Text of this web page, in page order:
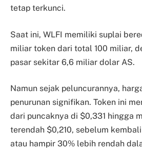
tetap terkunci.
Saat ini, WLFI memiliki suplai
miliar token dari total 100 miliar,
pasar sekitar 6,6 miliar dolar AS.
Namun sejak peluncurannya,
penurunan signifikan. Token ini
dari puncaknya di $0,331 hingga
terendah $0,210, sebelum
atau hampir 30% lebih rendah